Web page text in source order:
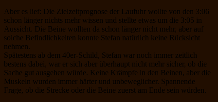
Aber es lief: Die Zielzeitprognose der Laufuhr wollte von den 3:06
schon länger nichts mehr wissen und stellte etwas um die 3:05 in
Aussicht. Die Beine wollten da schon länger nicht mehr, aber auf
solche Befindlichkeiten konnte Stefan natürlich keine Rücksicht
nehmen.
Spätestens ab dem 40er-Schild, Stefan war noch immer zeitlich
bestens dabei, war er sich aber überhaupt nicht mehr sicher, ob die
Sache gut ausgehen würde. Keine Krämpfe in den Beinen, aber die
Muskeln wurden immer härter und unbeweglicher. Spannende
Frage, ob die Strecke oder die Beine zuerst am Ende sein würden.